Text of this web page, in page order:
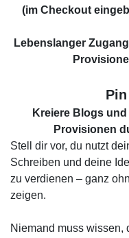
(im Checkout
Lebenslanger Zugang
Kreiere Blogs
Provisionen
Stell dir vor, du nutzt
Schreiben und deine
zu verdienen – ganz
zeigen.
Niemand muss wissen,